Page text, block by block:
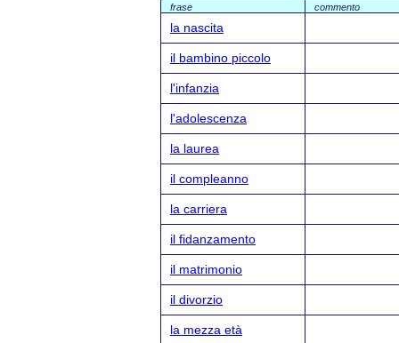
frase commento
la nascita
il bambino piccolo
l'infanzia
l'adolescenza
la laurea
il compleanno
la carriera
il fidanzamento
il matrimonio
il divorzio
la mezza età